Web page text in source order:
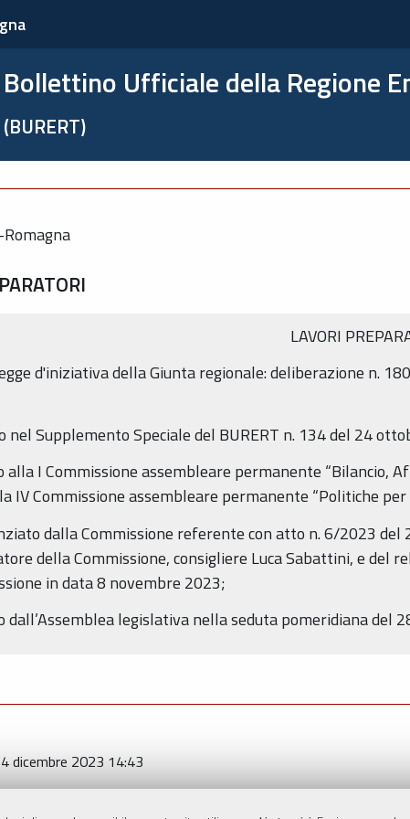
Bollettino Ufficiale della Regione
(BURERT)
LAVORI
d'iniziativa della Giunta regionale: deliberazione n.
Supplemento Speciale del BURERT n. 134 del 24
I Commissione assembleare permanente “Bilancio,
IV Commissione assembleare permanente “Politiche
dalla Commissione referente con atto n. 6/2023 del
della Commissione, consigliere Luca Sabattini, e
in data 8 novembre 2023;
legislativa nella seduta pomeridiana del
4 dicembre 2023 14:43